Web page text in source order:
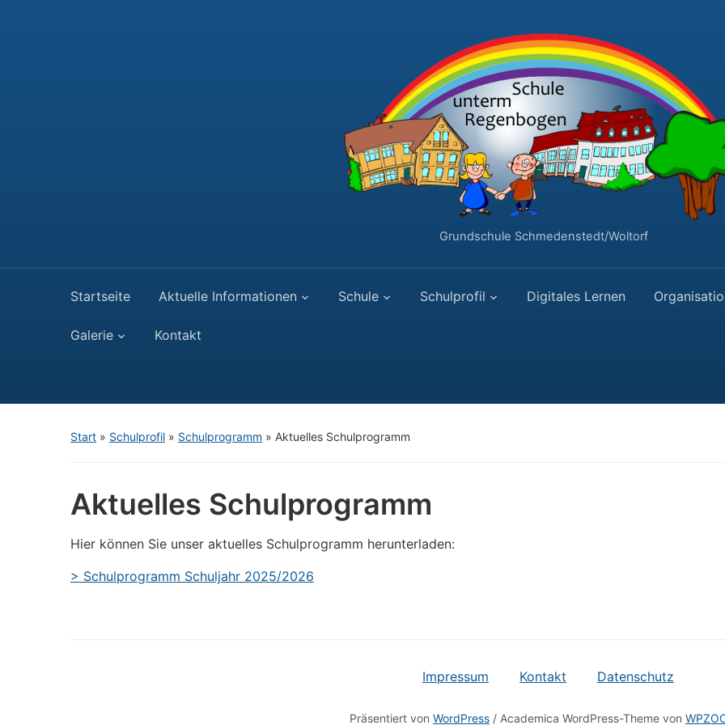
Grundschule Schmedenstedt/Woltorf
Startseite Aktuelle Informationen Schule Schulprofil Digitales Lernen
Galerie Kontakt
Start » Schulprofil » Schulprogramm » Aktuelles Schulprogramm
Aktuelles Schulprogramm
Hier können Sie unser aktuelles Schulprogramm herunterladen:
> Schulprogramm Schuljahr 2025/2026
Impressum Kontakt Datenschutz
Präsentiert von WordPress / Academica WordPress-Theme von